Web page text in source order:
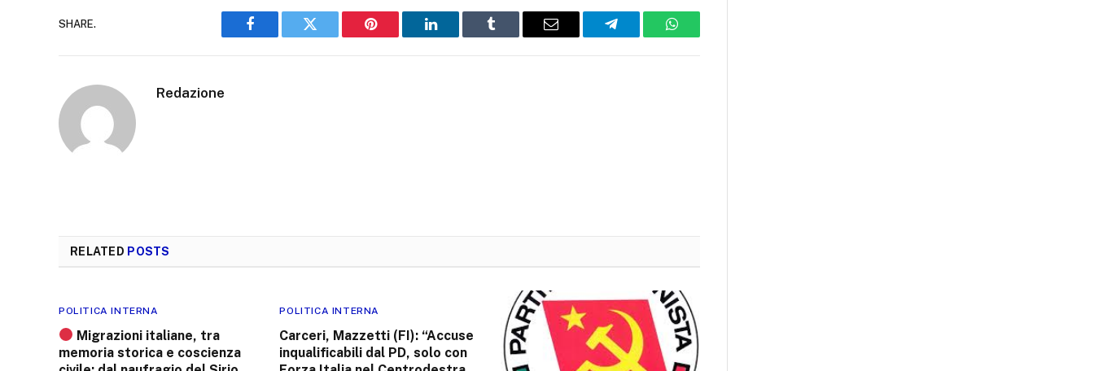
SHARE.
Facebook Twitter Pinterest LinkedIn Tumblr Email Telegram WhatsApp
Redazione
RELATED POSTS
POLITICA INTERNA
Migrazioni italiane, tra
memoria storica e coscienza
POLITICA INTERNA
Carceri, Mazzetti (FI): “Accuse
inqualificabili dal PD, solo con